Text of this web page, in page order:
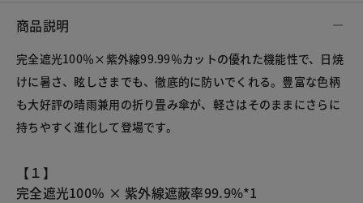
商品説明
完全遮光100％×紫外線99.99％カットの優れた機能性で、日焼
けに暑さ、眩しさまでも、徹底的に防いでくれる。豊富な色柄
も大好評の晴雨兼用の折り畳み傘が、軽さはそのままにさらに
持ちやすく進化して登場です。
【１】
完全遮光100％ × 紫外線遮蔽率99.9%*1